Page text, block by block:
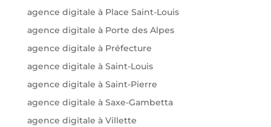
agence digitale à Place Saint-Louis
agence digitale à Porte des Alpes
agence digitale à Préfecture
agence digitale à Saint-Louis
agence digitale à Saint-Pierre
agence digitale à Saxe-Gambetta
agence digitale à Villette